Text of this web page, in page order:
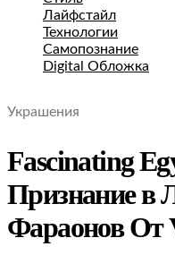
Лайфстайл
Технологии
Самопознание
Digital Обложка
Украшения
Fascinating
Признание в
Фараонов От